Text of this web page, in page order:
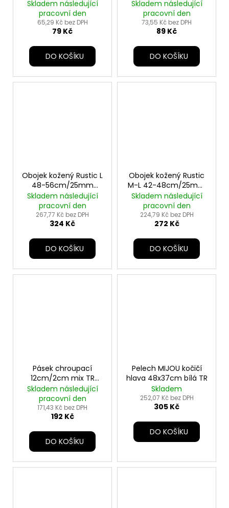
9,5cm TR
Skladem následující
pracovní den
65,29 Kč bez DPH
79 Kč
DO KOŠÍKU
Skladem následující
pracovní den
73,55 Kč bez DPH
89 Kč
DO KOŠÍKU
Obojek kožený Rustic L
48-56cm/25mm
tm.hnědý TR
Skladem následující
pracovní den
267,77 Kč bez DPH
324 Kč
DO KOŠÍKU
Obojek kožený Rustic
M-L 42-48cm/25mm
tm.hnědý TR
Skladem následující
pracovní den
224,79 Kč bez DPH
272 Kč
DO KOŠÍKU
Pásek chroupací
12cm/2cm mix TR
100ks
Skladem následující
pracovní den
171,43 Kč bez DPH
192 Kč
DO KOŠÍKU
Pelech MIJOU kočičí
hlava 48x37cm bílá TR
Skladem
252,07 Kč bez DPH
305 Kč
DO KOŠÍKU